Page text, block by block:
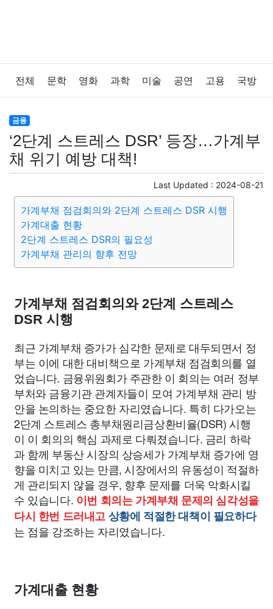
전체 문학 영화 과학 미술 공연 고용 국방
법률
보건 질병 가요 방송 일상 주식 암호화폐
반려동물 패션 미용
증권 인테리어 요리 상품리뷰 원예 금융
게임 스포츠 사진 대출
의료 의학
교통 생활 기타
금융
‘2단계 스트레스 DSR’ 등장…가계부
채 위기 예방 대책!
Last Updated : 2024-08-21
가계부채 점검회의와 2단계 스트레스 DSR 시행
가계대출 현황
2단계 스트레스 DSR의 필요성
가계부채 관리의 향후 전망
가계부채 점검회의와 2단계 스트레스
DSR 시행
최근 가계부채 증가가 심각한 문제로 대두되면서 정
부는 이에 대한 대비책으로 가계부채 점검회의를 열
었습니다. 금융위원회가 주관한 이 회의는 여러 정부
부처와 금융기관 관계자들이 모여 가계부채 관리 방
안을 논의하는 중요한 자리였습니다. 특히 다가오는
2단계 스트레스 총부채원리금상환비율(DSR) 시행
이 이 회의의 핵심 과제로 다뤄졌습니다. 금리 하락
과 함께 부동산 시장의 상승세가 가계부채 증가에 영
향을 미치고 있는 만큼, 시장에서의 유동성이 적절하
게 관리되지 않을 경우, 향후 문제를 더욱 악화시킬
수 있습니다. 이번 회의는 가계부채 문제의 심각성을
다시 한번 드러내고상황에 적절한 대책이 필요하다
는 점을 강조하는 자리였습니다.
가계대출 현황